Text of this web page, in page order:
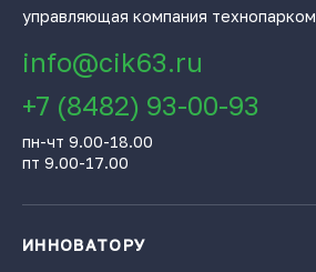
управляющая компания технопарком
info@cik63.ru
+7 (8482) 93-00-93
пн-чт 9.00-18.00
пт 9.00-17.00
ИННОВАТОРУ